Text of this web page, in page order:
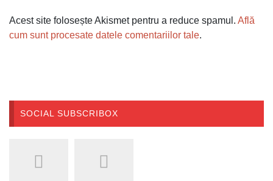
Acest site folosește Akismet pentru a reduce spamul. Află
cum sunt procesate datele comentariilor tale.
SOCIAL SUBSCRIBOX